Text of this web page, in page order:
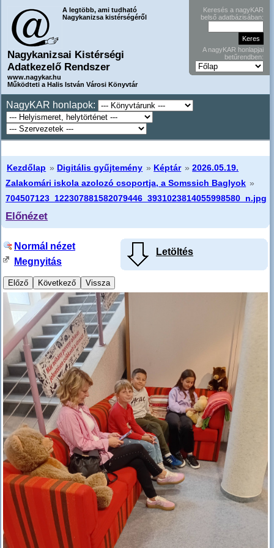
A legtöbb, ami tudható
Nagykanizsa kistérségéről
Nagykanizsai Kistérségi
Adatkezelő Rendszer
www.nagykar.hu
Működteti a Halis István Városi Könyvtár
Keresés a nagyKAR
belső adatbázisában:
A nagyKAR honlapjai
betűrendben:
NagyKAR honlapok:
Kezdőlap » Digitális gyűjtemény » Képtár »2026.05.19.
Zalakomári iskola azolozó csoportja, a Somssich Baglyok »
704507123_122307881582079446_3931023814055998580_n.jpg
Előnézet
Letöltés
Normál nézet
Megnyitás